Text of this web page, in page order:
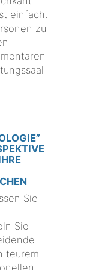
einfach.
zu
Sie
Sie
teurem